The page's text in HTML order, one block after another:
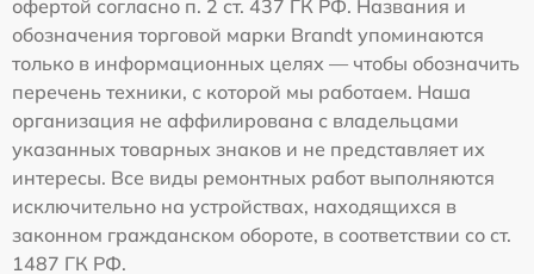
офертой согласно п. 2 ст. 437 ГК РФ. Названия и
обозначения торговой марки Brandt упоминаются
только в информационных целях — чтобы обозначить
перечень техники, с которой мы работаем. Наша
организация не аффилирована с владельцами
указанных товарных знаков и не представляет их
интересы. Все виды ремонтных работ выполняются
исключительно на устройствах, находящихся в
законном гражданском обороте, в соответствии со ст.
1487 ГК РФ.